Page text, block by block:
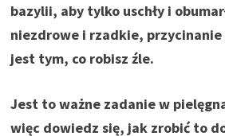
bazylii, aby tylko uschły i
niezdrowe i rzadkie,
jest tym, co robisz źle.
Jest to ważne zadanie w
więc dowiedz się, jak zrobić to